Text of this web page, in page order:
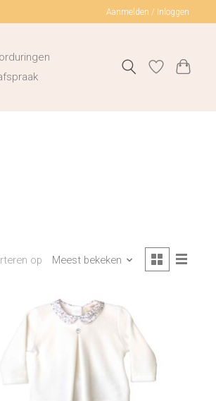
Aanmelden / Inloggen
op Meest bekeken